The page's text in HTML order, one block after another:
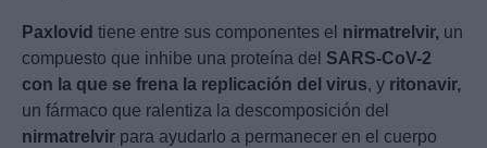
Paxlovid tiene entre sus componentes el nirmatrelvir, un
compuesto que inhibe una proteína del SARS-CoV-2
con la que se frena la replicación del virus, y ritonavir,
un fármaco que ralentiza la descomposición del
nirmatrelvir para ayudarlo a permanecer en el cuerpo